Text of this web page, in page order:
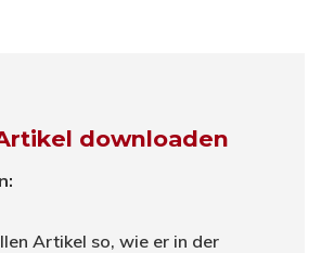
downloaden
Artikel so, wie er in der